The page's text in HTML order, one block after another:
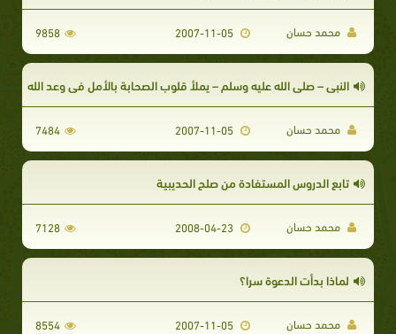
محمد حسان 9858
النبى – صلى الله عليه وسلم – يملأ قلوب الصحابة بالأمل فى وعد الله
محمد حسان 7484
تابع الدروس المستفادة من صلح الحديبية
محمد حسان 7128
لماذا بدأت الدعوة سرا؟
محمد حسان 8554